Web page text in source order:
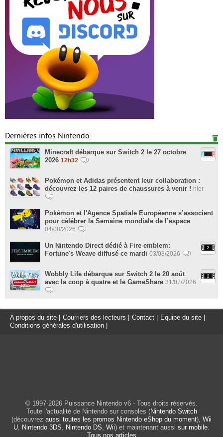
Dernières infos Nintendo
Minecraft débarque sur Switch 2 le 27 octobre
2026 12h32
Pokémon et Adidas présentent leur collaboration :
découvrez les 12 paires de chaussures à venir ! hier
Pokémon et l'Agence Spatiale Européenne s’associent
pour célébrer la Semaine mondiale de l’espace
04/08/2026
Un Nintendo Direct dédié à Fire emblem:
Fortune's Weave diffusé ce mardi 03/08/2026
Wobbly Life débarque sur Switch 2 le 20 août
avec la coop à quatre et le GameShare 31/07/2026
A propos du site | Courriers des lecteurs | Contact | Equipe du site |
Conditions générales d'utilisation |
© 1997-2026 Puissance Nintendo v6 - Tous droits réservés.
Toute l'actualité de Nintendo sur consoles (Nintendo Switch
(découvrez aussi toutes les promos Nintendo eShop du moment), Wii
U Nintendo 3DS Nintendo DS Wii) et maintenant aussi sur mobile
Tous nos articles